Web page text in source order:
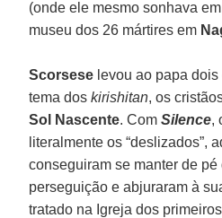
(onde ele mesmo sonhava
museu dos 26 mártires em
Scorsese levou ao papa
tema doskirishitan, os
Sol Nascente. ComSilence,
literalmente os “deslizados”,
conseguiram se manter de
perseguição e abjuraram à
tratado na Igreja dos